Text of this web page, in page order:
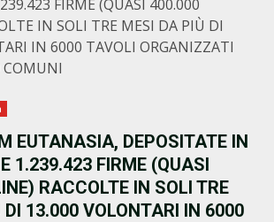
FIRME (QUASI 400.000
IN SOLI TRE MESI DA PIÙ DI
IN 6000 TAVOLI ORGANIZZATI
EUTANASIA, DEPOSITATE IN
1.239.423 FIRME (QUASI
RACCOLTE IN SOLI TRE
DI 13.000 VOLONTARI IN 6000